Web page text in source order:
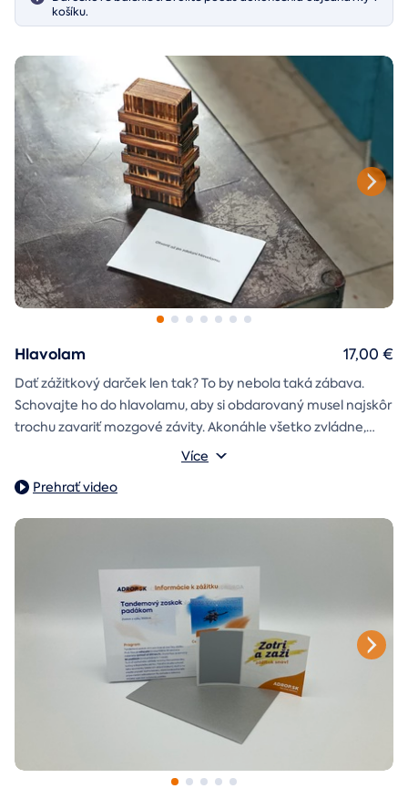
košíku.
Hlavolam
Dať zážitkový darček len tak? To by nebola taká zábava.
Schovajte ho do hlavolamu, aby si obdarovaný musel najskôr
trochu zavariť mozgové závity. Akonáhle všetko zvládne,
objaví poukaz na zážitok i s vašim venováním.
Vonkajšie rozmery: 15,5 × 8,5 × 5 cm
Více
17,00 €
Prehrať video